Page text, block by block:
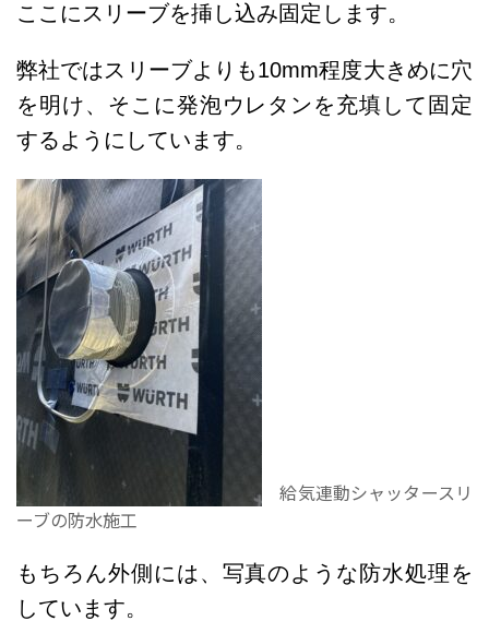
ここにスリーブを挿し込み固定します。
弊社ではスリーブよりも10mm程度大きめに穴
を明け、そこに発泡ウレタンを充填して固定
するようにしています。
給気連動シャッタースリ
ーブの防水施工
もちろん外側には、写真のような防水処理を
しています。